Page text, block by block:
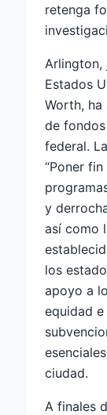
retenga
Arlington,
Estados
Worth, ha
de
federal.
“Poner
y
así como
los
apoyo a
equidad
ciudad.
A finales